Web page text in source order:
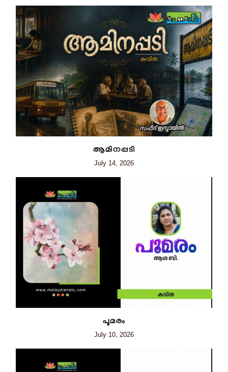
ആമിനപ്പടി
July 14, 2026
പൂമരം
July 10, 2026